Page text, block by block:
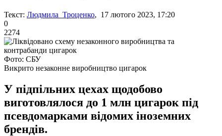
Текст: Людмила Троценко, 17 лютого 2023, 17:20
0
2274
Фото: СБУ
Викрито незаконне виробництво цигарок
У підпільних цехах щодобово
виготовлялося до 1 млн цигарок під
псевдомарками відомих іноземних
брендів.